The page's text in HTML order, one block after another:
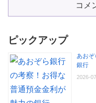
コメ
ピックアップ
あお
銀行
2026-